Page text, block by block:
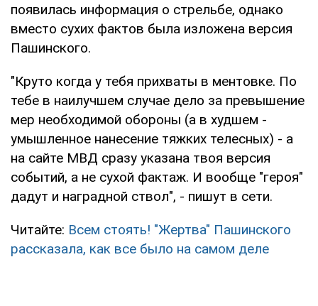
появилась информация о стрельбе, однако
вместо сухих фактов была изложена версия
Пашинского.
"Круто когда у тебя прихваты в ментовке. По
тебе в наилучшем случае дело за превышение
мер необходимой обороны (а в худшем -
умышленное нанесение тяжких телесных) - а
на сайте МВД сразу указана твоя версия
событий, а не сухой фактаж. И вообще "героя"
дадут и наградной ствол", - пишут в сети.
Читайте: Всем стоять! "Жертва" Пашинского
рассказала, как все было на самом деле